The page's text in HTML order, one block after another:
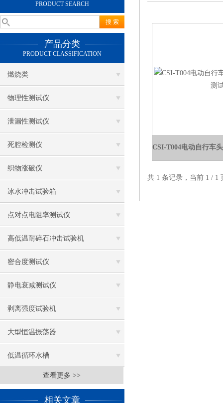
PRODUCT SEARCH
产品分类
PRODUCT CLASSIFICATION
燃烧类
物理性测试仪
泄漏性测试仪
死腔检测仪
织物涨破仪
冰水冲击试验箱
点对点电阻率测试仪
高低温耐碎石冲击试验机
密合度测试仪
静电衰减测试仪
剥离强度试验机
大型恒温振荡器
低温循环水槽
低温振荡水槽查看更多 >>
相关文章
共 1 条记录，当前 1 /